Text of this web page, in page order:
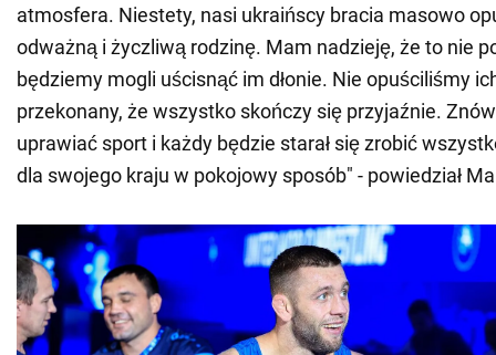
atmosfera. Niestety, nasi ukraińscy bracia masowo
odważną i życzliwą rodzinę. Mam nadzieję, że to nie
będziemy mogli uścisnąć im dłonie. Nie opuściliśmy
przekonany, że wszystko skończy się przyjaźnie.
uprawiać sport i każdy będzie starał się zrobić
dla swojego kraju w pokojowy sposób" - powiedział